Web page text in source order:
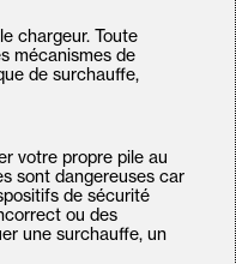
chargeur. Toute
mécanismes de
de surchauffe,
votre propre pile au
sont dangereuses car
de sécurité
ou des
une surchauffe, un